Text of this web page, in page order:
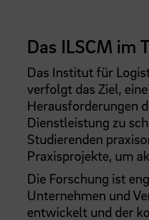
Das ILSCM im
Das Institut für
verfolgt das Ziel,
Herausforderungen
Dienstleistung zu
Studierenden
Praxisprojekte, um
Die Forschung ist
Unternehmen und
entwickelt und der